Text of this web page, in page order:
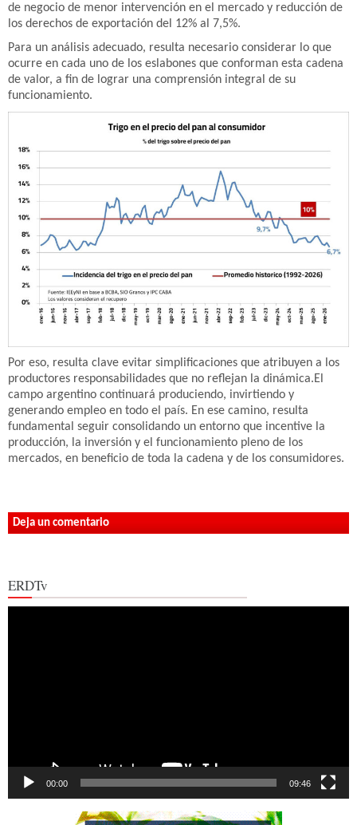
de negocio de menor intervención en el mercado y reducción de
los derechos de exportación del 12% al 7,5%.
Para un análisis adecuado, resulta necesario considerar lo que
ocurre en cada uno de los eslabones que conforman esta cadena
de valor, a fin de lograr una comprensión integral de su
funcionamiento.
Por eso, resulta clave evitar simplificaciones que atribuyen a los
productores responsabilidades que no reflejan la dinámica.El
campo argentino continuará produciendo, invirtiendo y
generando empleo en todo el país. En ese camino, resulta
fundamental seguir consolidando un entorno que incentive la
producción, la inversión y el funcionamiento pleno de los
mercados, en beneficio de toda la cadena y de los consumidores.
Deja un comentario
ERDTv
00:00 09:46